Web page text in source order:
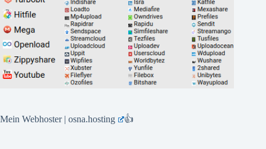
Mein Webhoster | osna.hosting 👍